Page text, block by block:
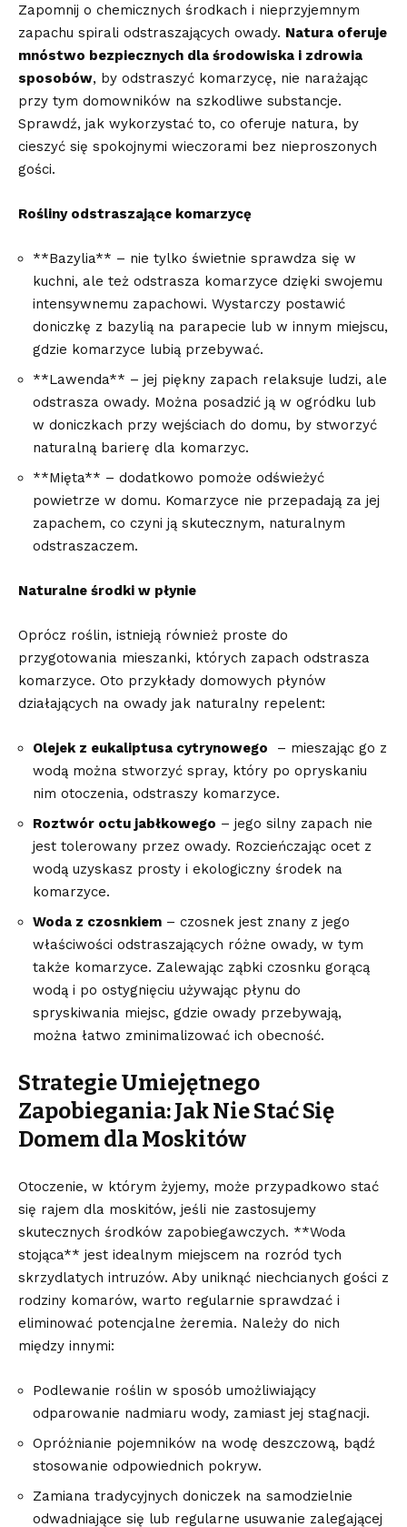
Zapomnij o chemicznych‍ środkach i nieprzyjemnym
zapachu spirali odstraszających owady. Natura oferuje
mnóstwo bezpiecznych ⁢dla środowiska i zdrowia⁣
sposobów, by odstraszyć komarzycę, nie narażając‍
przy tym domowników na szkodliwe ⁣substancje.
Sprawdź, jak wykorzystać to, co oferuje natura, by
⁤cieszyć się spokojnymi wieczorami ⁢bez nieproszonych
gości.
Rośliny‍ odstraszające komarzycę
**Bazylia** – nie tylko świetnie sprawdza się w
kuchni, ale też odstrasza komarzyce dzięki swojemu
intensywnemu zapachowi.⁣ Wystarczy⁤ postawić
doniczkę z bazylią na parapecie lub​ w innym miejscu,
gdzie‌ komarzyce lubią ‌przebywać.
**Lawenda** – jej piękny zapach relaksuje ludzi, ale
‍odstrasza owady. Można posadzić⁤ ją w ogródku ‍lub
w doniczkach przy wejściach do domu, by‍ stworzyć
naturalną barierę dla⁤ komarzyc.
**Mięta** – dodatkowo pomoże odświeżyć
powietrze w domu. Komarzyce nie przepadają za jej
zapachem, co czyni ‍ją skutecznym,‌ naturalnym ​
odstraszaczem.
Naturalne środki w płynie
Oprócz roślin, ‌istnieją również proste do
przygotowania mieszanki, ​których zapach odstrasza
komarzyce. ​Oto przykłady ⁣domowych⁤ płynów
działających na‍ owady jak naturalny repelent:
Olejek z eukaliptusa cytrynowego ⁢ – mieszając go z
wodą ‌można stworzyć spray, który ⁣po opryskaniu⁢
nim ⁣otoczenia, odstraszy komarzyce.
Roztwór octu jabłkowego – jego silny zapach⁢ nie
jest tolerowany przez owady.⁤ Rozcieńczając ocet z
‌wodą uzyskasz prosty ​i ekologiczny środek na
komarzyce.
Woda z czosnkiem – czosnek jest znany ⁢z ‌jego
właściwości ⁣odstraszających różne owady, w tym ​
także⁢ komarzyce. Zalewając ząbki czosnku gorącą
wodą i po ostygnięciu używając płynu do
spryskiwania miejsc, gdzie owady przebywają,
można łatwo zminimalizować ⁢ich obecność.
Strategie ​Umiejętnego
‌Zapobiegania: Jak⁢ Nie ⁢Stać Się
Domem dla Moskitów
Otoczenie, w którym żyjemy, może przypadkowo⁣ stać⁤
się ‌rajem dla moskitów, jeśli nie zastosujemy
skutecznych środków zapobiegawczych. **Woda
stojąca** jest idealnym ⁢miejscem⁣ na rozród tych
skrzydlatych intruzów. ​Aby uniknąć niechcianych gości z
rodziny komarów, warto regularnie sprawdzać i
eliminować potencjalne żeremia. Należy do nich
między innymi:
Podlewanie roślin w‌ sposób umożliwiający
odparowanie nadmiaru wody, zamiast jej ⁤stagnacji.
Opróżnianie ⁣pojemników na wodę deszczową, bądź
stosowanie‌ odpowiednich pokryw.
Zamiana tradycyjnych doniczek na samodzielnie
odwadniające ‌się lub⁢ regularne usuwanie zalegającej